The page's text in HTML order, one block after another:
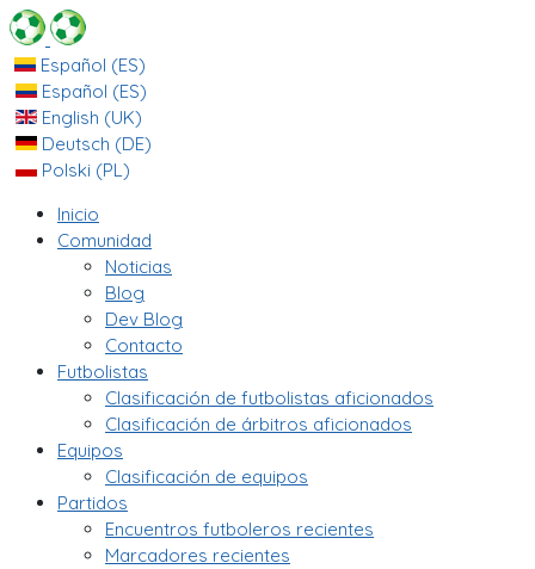
Español (ES)
Español (ES)
English (UK)
Deutsch (DE)
Polski (PL)
Inicio
Comunidad
Noticias
Blog
Dev Blog
Contacto
Futbolistas
Clasificación de futbolistas aficionados
Clasificación de árbitros aficionados
Equipos
Clasificación de equipos
Partidos
Encuentros futboleros recientes
Marcadores recientes